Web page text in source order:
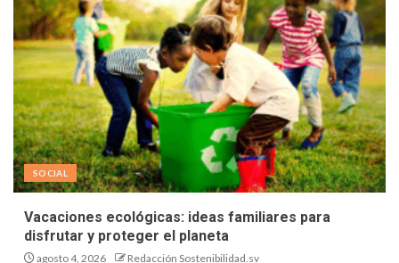
SOCIAL
Vacaciones ecológicas: ideas familiares para
disfrutar y proteger el planeta
agosto 4, 2026 Redacción Sostenibilidad.sv